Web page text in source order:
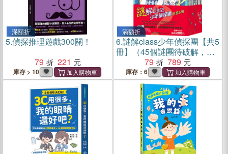
滿額折
5.偵探推理遊戲300關！
79
221
庫存 > 10
滿額折
6.謎解class少年偵探團【共5
冊】（45個謎團待破解，你
能循著線索找出真相嗎？）
79 789
庫存：6